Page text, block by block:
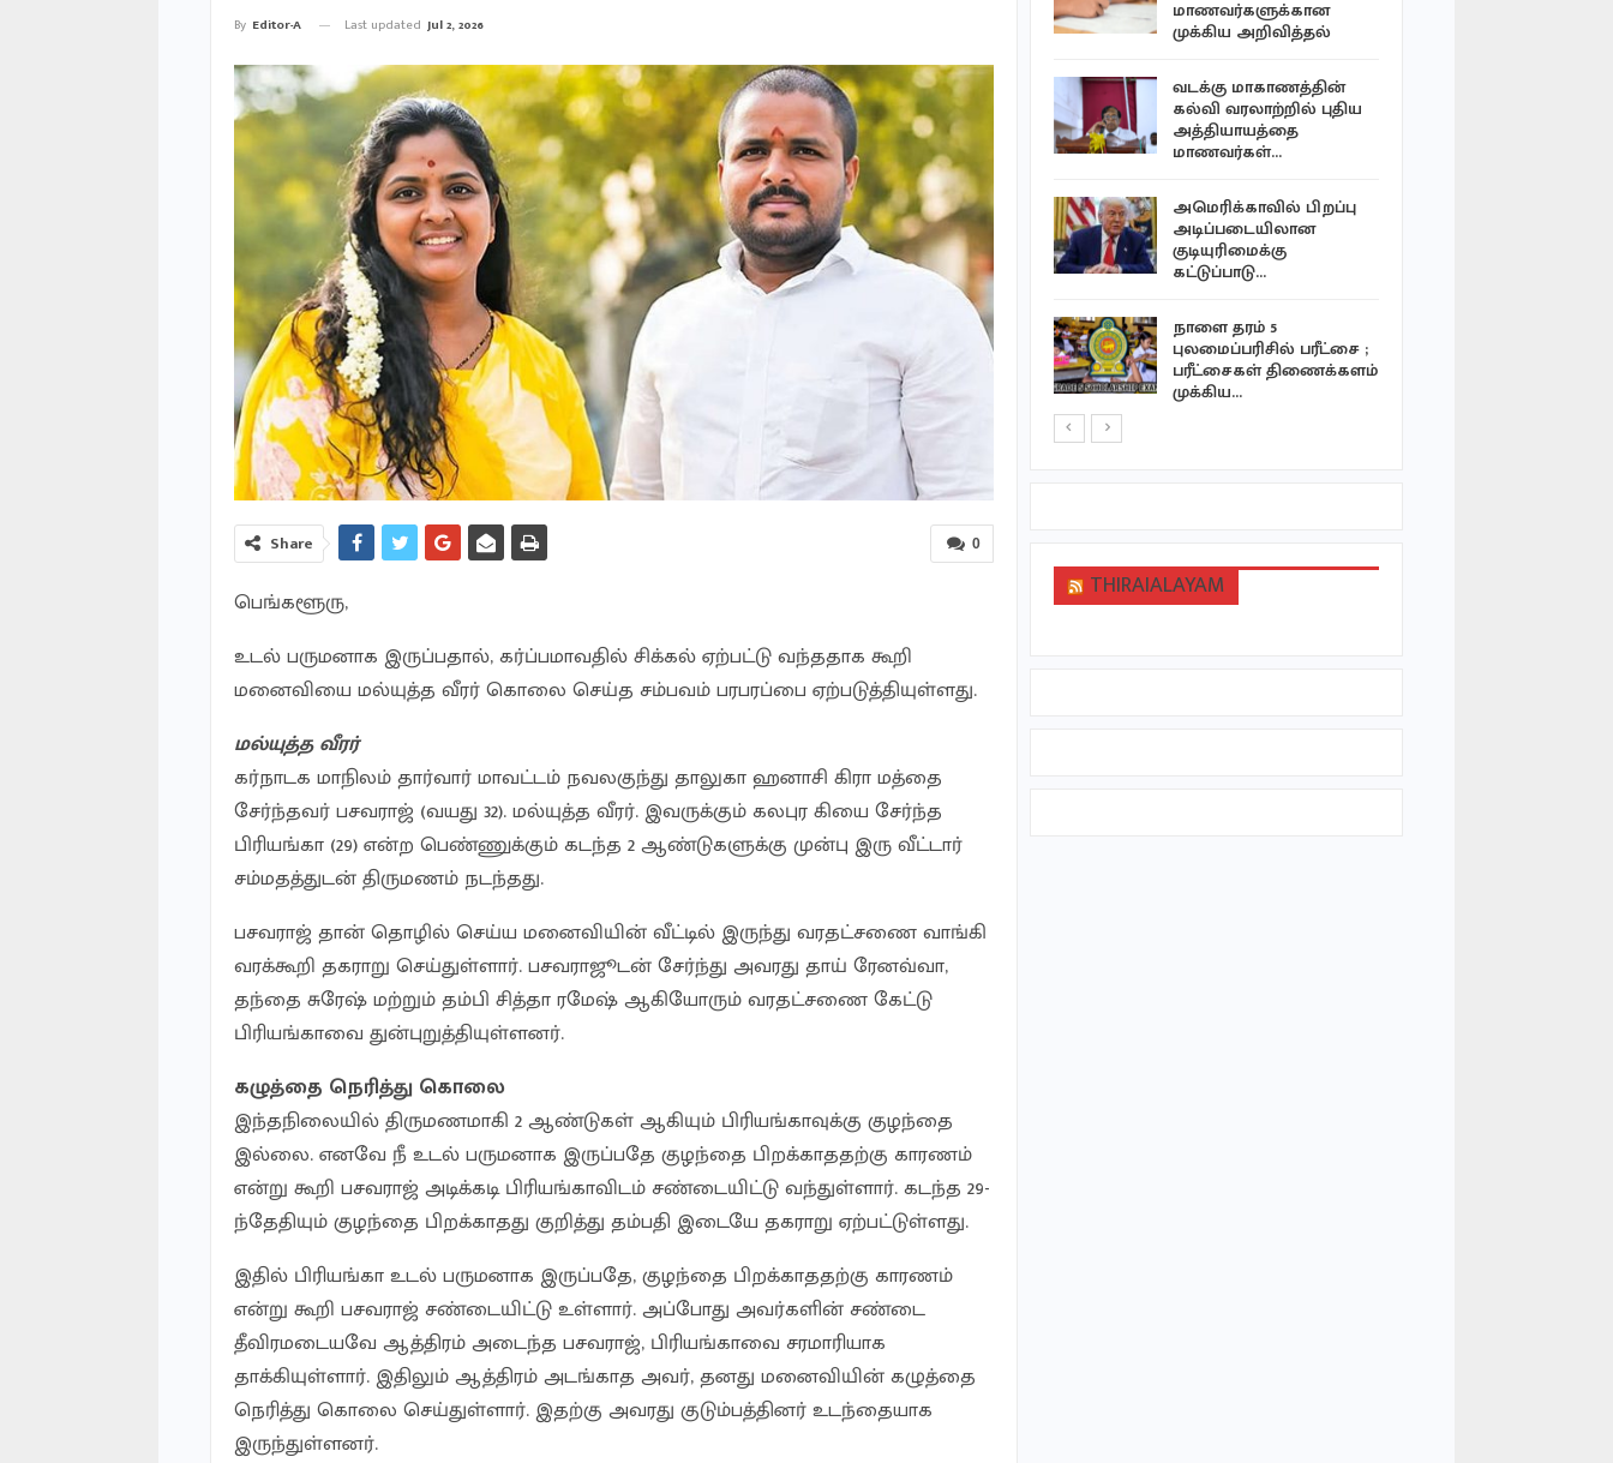
By Editor-A Last updated Jul 2, 2026
0
Share
பெங்களூரு,
உடல் பருமனாக இருப்பதால், கர்ப்பமாவதில் சிக்கல் ஏற்பட்டு வந்ததாக கூறி
மனைவியை மல்யுத்த வீரர் கொலை செய்த சம்பவம் பரபரப்பை ஏற்படுத்தியுள்ளது.
மல்யுத்த வீரர்
கர்நாடக மாநிலம் தார்வார் மாவட்டம் நவலகுந்து தாலுகா ஹனாசி கிரா மத்தை
சேர்ந்தவர் பசவராஜ் (வயது 32). மல்யுத்த வீரர். இவருக்கும் கலபுர கியை சேர்ந்த
பிரியங்கா (29) என்ற பெண்ணுக்கும் கடந்த 2 ஆண்டுகளுக்கு முன்பு இரு வீட்டார்
சம்மதத்துடன் திருமணம் நடந்தது.
பசவராஜ் தான் தொழில் செய்ய மனைவியின் வீட்டில் இருந்து வரதட்சணை வாங்கி
வரக்கூறி தகராறு செய்துள்ளார். பசவராஜூடன் சேர்ந்து அவரது தாய் ரேனவ்வா,
தந்தை சுரேஷ் மற்றும் தம்பி சித்தா ரமேஷ் ஆகியோரும் வரதட்சணை கேட்டு
பிரியங்காவை துன்புறுத்தியுள்ளனர்.
கழுத்தை நெரித்து கொலை
இந்தநிலையில் திருமணமாகி 2 ஆண்டுகள் ஆகியும் பிரியங்காவுக்கு குழந்தை
இல்லை. எனவே நீ உடல் பருமனாக இருப்பதே குழந்தை பிறக்காததற்கு காரணம்
என்று கூறி பசவராஜ் அடிக்கடி பிரியங்காவிடம் சண்டையிட்டு வந்துள்ளார். கடந்த 29-
ந்தேதியும் குழந்தை பிறக்காதது குறித்து தம்பதி இடையே தகராறு ஏற்பட்டுள்ளது.
இதில் பிரியங்கா உடல் பருமனாக இருப்பதே, குழந்தை பிறக்காததற்கு காரணம்
என்று கூறி பசவராஜ் சண்டையிட்டு உள்ளார். அப்போது அவர்களின் சண்டை
தீவிரமடையவே ஆத்திரம் அடைந்த பசவராஜ், பிரியங்காவை சரமாரியாக
தாக்கியுள்ளார். இதிலும் ஆத்திரம் அடங்காத அவர், தனது மனைவியின் கழுத்தை
நெரித்து கொலை செய்துள்ளார். இதற்கு அவரது குடும்பத்தினர் உடந்தையாக
இருந்துள்ளனர்.
அமெரிக்காவில்
குடியேற்ற
விண்ணப்பங்களுக்கு
புதிய கட்டுப்பாடுகள்
புளியங்குளம்
பொலிசாரால் கைது
செய்யப்பட்ட சொகுசு
பேரூந்து உரிமையாளர்…
முதல்வரை பதவி நீக்கிய
ஆளுநரின்
தீர்மானத்திற்கான…
மாணவர்களுக்கான
முக்கிய அறிவித்தல்
வடக்கு மாகாணத்தின்
கல்வி வரலாற்றில் புதிய
அத்தியாயத்தை
மாணவர்கள்…
அமெரிக்காவில் பிறப்பு
அடிப்படையிலான
குடியுரிமைக்கு
கட்டுப்பாடு…
நாளை தரம் 5
புலமைப்பரிசில் பரீட்சை ;
பரீட்சைகள் திணைக்களம்
முக்கிய…
THIRAIALAYAM